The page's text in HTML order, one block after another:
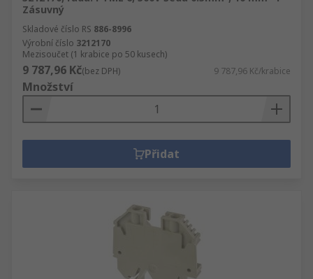
Distribuční bloky a společné bloky.
Pojistkové bloky.
Bariérové pásky.
Zásuvný
Skladové číslo RS 886-8996
Výrobní číslo 3212170
Mezisoučet (1 krabice po 50 kusech)
9 787,96 Kč(bez DPH) 9 787,96 Kč/krabice
Množství
Přidat